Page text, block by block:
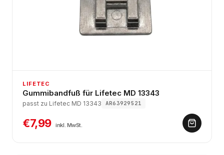
LIFETEC
Gummibandfuß für Lifetec MD 13343
passt zu Lifetec MD 13343 AR63929521
€7,99 inkl. MwSt.